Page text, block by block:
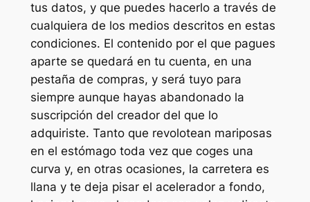
tus datos, y que puedes hacerlo a través de
cualquiera de los medios descritos en estas
condiciones. El contenido por el que pagues
aparte se quedará en tu cuenta, en una
pestaña de compras, y será tuyo para
siempre aunque hayas abandonado la
suscripción del creador del que lo
adquiriste. Tanto que revolotean mariposas
en el estómago toda vez que coges una
curva y, en otras ocasiones, la carretera es
llana y te deja pisar el acelerador a fondo,